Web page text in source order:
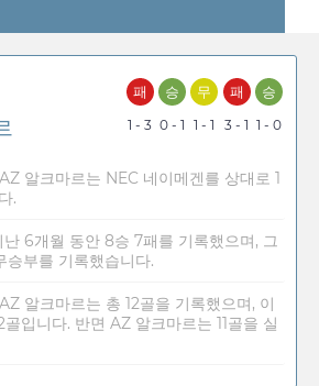
패
1 - 3
승
0 - 1
무
1 - 1
패
3 - 1
승
1 - 0
알크마르는 NEC 네이메겐를 상대로 1
.
6개월 동안 8승 7패를 기록했으며, 그
승부를 기록했습니다.
알크마르는 총 12골을 기록했으며, 이
골입니다. 반면 AZ 알크마르는 11골을 실